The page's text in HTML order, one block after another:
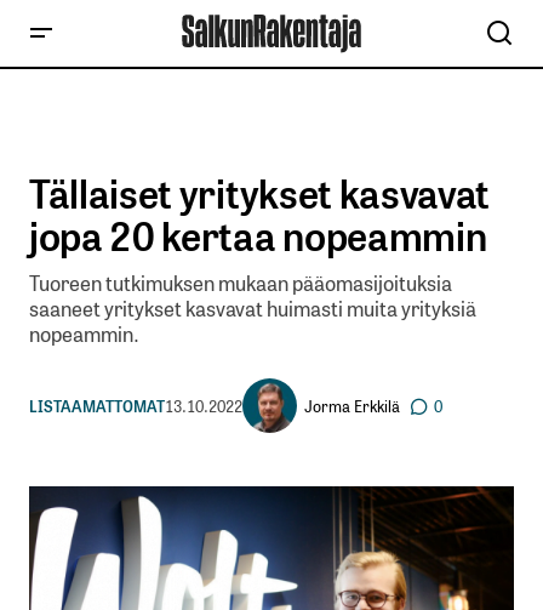
Tällaiset yritykset kasvavat
jopa 20 kertaa nopeammin
Tuoreen tutkimuksen mukaan pääomasijoituksia
saaneet yritykset kasvavat huimasti muita yrityksiä
nopeammin.
LISTAAMATTOMAT13.10.2022 Jorma Erkkilä 0